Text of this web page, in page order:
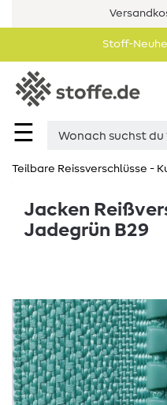
Stoff-
☰
Teilbare Reissverschlüsse -
Jacken
Jadegrün B29